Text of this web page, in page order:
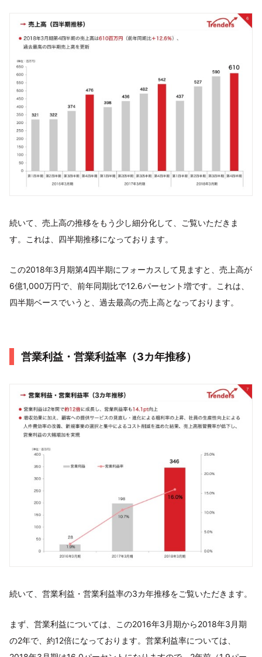
続いて、売上高の推移をもう少し細分化して、ご覧いただきま
す。これは、四半期推移になっております。
この2018年3月期第4四半期にフォーカスして見ますと、売上高が
6億1,000万円で、前年同期比で12.6パーセント増です。これは、
四半期ベースでいうと、過去最高の売上高となっております。
営業利益・営業利益率（3カ年推移）
続いて、営業利益・営業利益率の3カ年推移をご覧いただきます。
まず、営業利益については、この2016年3月期から2018年3月期
の2年で、約12倍になっております。営業利益率については、